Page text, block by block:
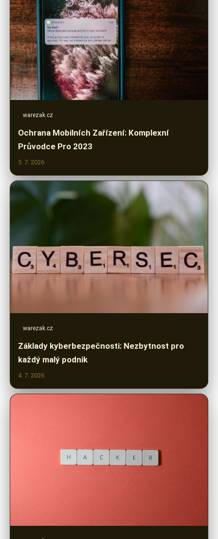
warezak.cz
Ochrana Mobilních Zařízení: Komplexní
Průvodce Pro 2023
5. 7. 2026
warezak.cz
Základy kyberbezpečnosti: Nezbytnost pro
každý malý podnik
4. 7. 2026